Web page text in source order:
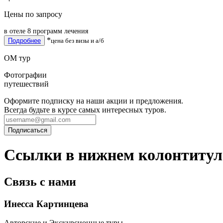
Цены по запросу
в отеле 8 программ лечения
Подробнее *цена без визы и а/б
ОМ тур
Фотографии
путешествий
Оформите подписку на наши акции и предложения.
Всегда будьте в курсе самых интересных туров.
Ссылки в нижнем
Связь с нами
Инесса Картинцева